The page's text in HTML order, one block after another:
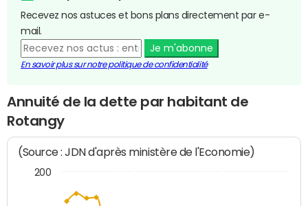
Recevez nos astuces et bons plans directement par e-
mail.
Je m'abonne
En savoir plus sur notre politique de confidentialité
Annuité de la dette par habitant de
Rotangy
(Source : JDN d'après ministère de l'Economie)
200